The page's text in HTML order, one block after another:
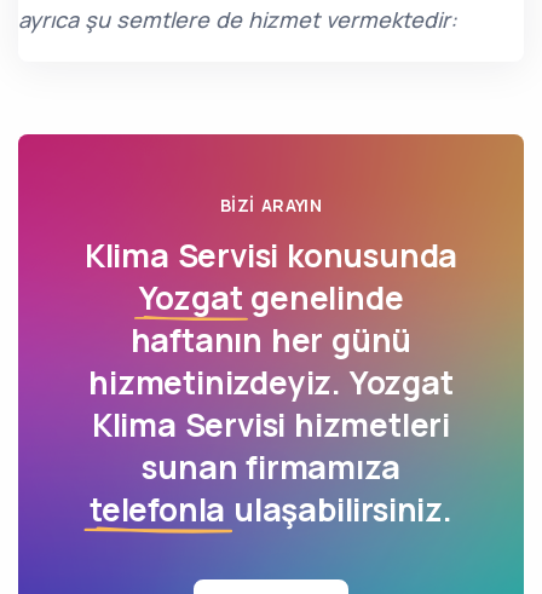
ayrıca şu semtlere de hizmet vermektedir:
BIZI ARAYIN
Klima Servisi konusunda
Yozgat genelinde
haftanın her günü
hizmetinizdeyiz. Yozgat
Klima Servisi hizmetleri
sunan firmamıza
telefonla ulaşabilirsiniz.